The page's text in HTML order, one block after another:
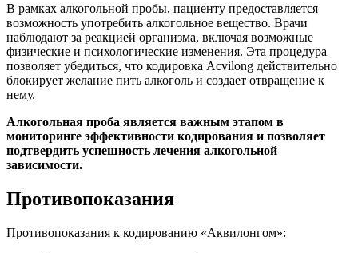
В рамках алкогольной пробы, пациенту предоставляется
возможность употребить алкогольное вещество. Врачи
наблюдают за реакцией организма, включая возможные
физические и психологические изменения. Эта процедура
позволяет убедиться, что кодировка Acvilong действительно
блокирует желание пить алкоголь и создает отвращение к
нему.
Алкогольная проба является важным этапом в
мониторинге эффективности кодирования и позволяет
подтвердить успешность лечения алкогольной
зависимости.
Противопоказания
Противопоказания к кодированию «Аквилонгом»: